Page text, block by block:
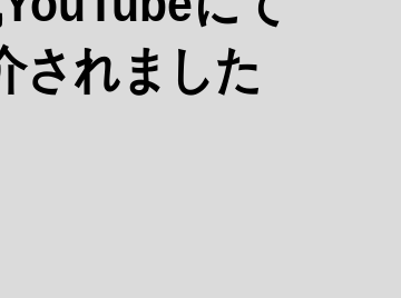
されました